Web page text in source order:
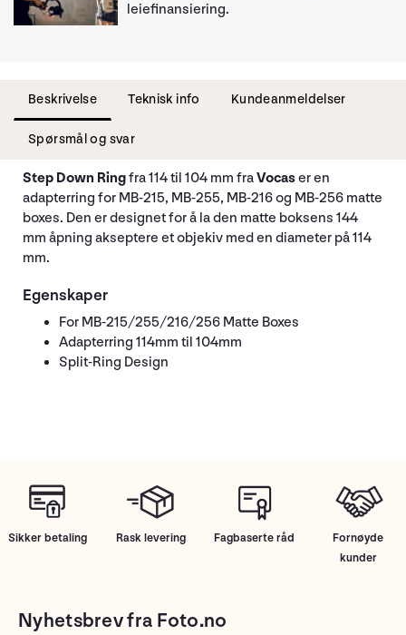
leiefinansiering.
Beskrivelse Teknisk info Kundeanmeldelser
Spørsmål og svar
Step Down Ringfra 114 til 104 mm fraVocaser en
adapterring for MB-215, MB-255, MB-216 og MB-256 matte
boxes. Den er designet for å la den matte boksens 144
mm åpning akseptere et objekiv med en diameter på 114
mm.
Egenskaper
For MB-215/255/216/256 Matte Boxes
Adapterring 114mm til 104mm
Split-Ring Design
Sikker betaling Rask levering Fagbaserte råd
Fornøyde
kunder
Nyhetsbrev fra Foto.no